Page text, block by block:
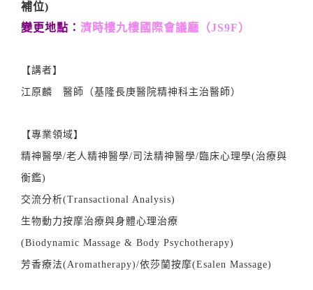
補位)
變更地點： 濟時樓九樓國際會議廳（JS9F）
【講者】
江原麟 醫師（基隆長庚醫院精神科主治醫師）
【專業領域】
精神醫學/老⼈精神醫學/司法精神醫學/臨床⼼理學(治療與
衡鑑)
交流分析(Transactional Analysis)
⽣物動⼒按摩治療與⾝體⼼理治療
(Biodynamic Massage & Body Psychotherapy)
芳香療法(Aromatherapy)/依莎蘭按摩(Esalen Massage)